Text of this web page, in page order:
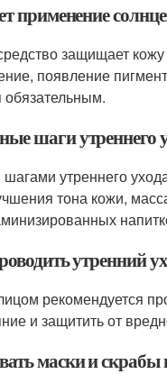
применение
защищает
появление
обязательным.
шаги утреннего
утреннего
тона кожи,
утренний
рекомендуется
и защитить от
маски и скрабы